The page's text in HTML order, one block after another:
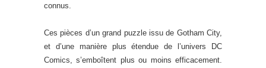
connus.
Ces pièces d’un grand puzzle issu de Gotham City,
et d’une manière plus étendue de l’univers DC
Comics, s’emboîtent plus ou moins efficacement.